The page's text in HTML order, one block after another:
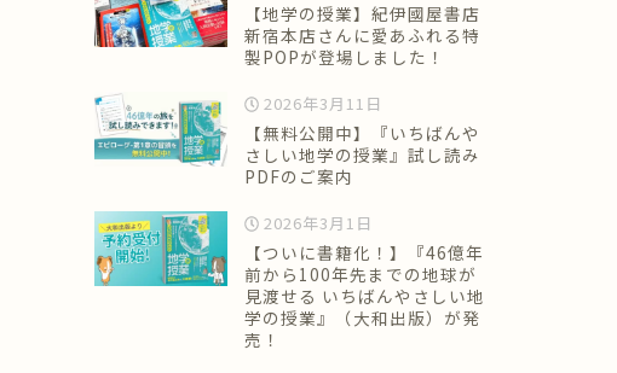
【地学の授業】紀伊國屋書店
新宿本店さんに愛あふれる特
製POPが登場しました！
2026年3月11日
【無料公開中】『いちばんや
さしい地学の授業』試し読み
PDFのご案内
2026年3月1日
【ついに書籍化！】『46億年
前から100年先までの地球が
見渡せる いちばんやさしい地
学の授業』（大和出版）が発
売！